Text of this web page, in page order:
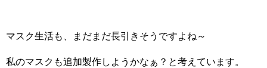
マスク生活も、まだまだ長引きそうですよね～
私のマスクも追加製作しようかなぁ？と考えています。